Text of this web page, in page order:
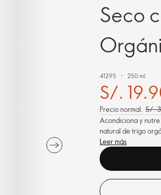
Seco
41295 250 ml.
S/.
Precio normal: S/.
Acondiciona y
natural de trigo
Leer más